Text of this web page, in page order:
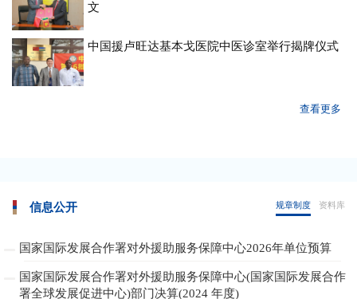
文
中国援卢旺达基本戈医院中医诊室举行揭牌仪式
查看更多
规章制度 资料库
信息公开
国家国际发展合作署对外援助服务保障中心2026年单位预算
国家国际发展合作署对外援助服务保障中心(国家国际发展合作
署全球发展促进中心)部门决算(2024 年度)